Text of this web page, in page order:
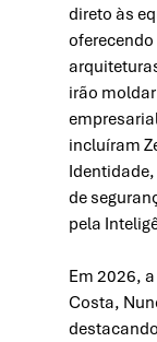
direto às
irão
incluíram
de
pela
Em 2026,
Costa,